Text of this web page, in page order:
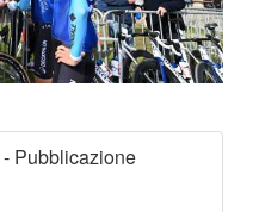
- Pubblicazione